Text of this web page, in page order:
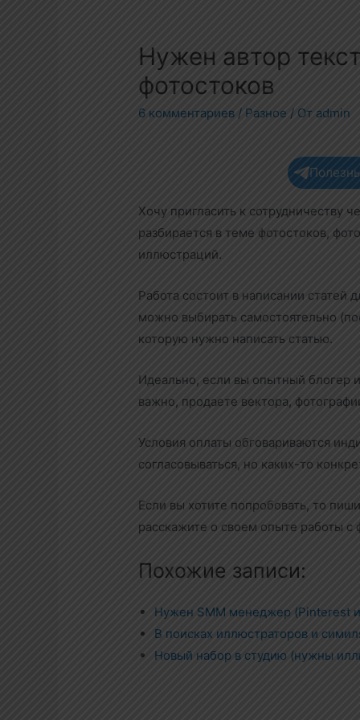
Нужен автор
фотостоков
6 комментариев / Разное / От admin
Хочу пригласить к сотрудничеству
разбирается в теме фотостоков,
иллюстраций.
Работа состоит в написании статей
можно выбирать самостоятельно
которую нужно написать статью.
Идеально, если вы опытный блогер
важно, продаете вектора,
Условия оплаты обговариваются
согласовываться, но каких-то
Если вы хотите попробовать, то
расскажите о своем опыте работы с
Похожие записи:
Нужен SMM менеджер (Pinterest
В поисках иллюстраторов и
Новый набор в студию (нужны